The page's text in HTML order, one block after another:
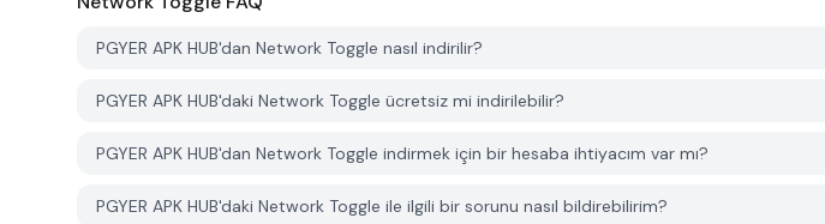
PGYER APK HUB'dan Network Toggle nasıl indirilir?
PGYER APK HUB'daki Network Toggle ücretsiz mi indirilebilir?
PGYER APK HUB'dan Network Toggle indirmek için bir hesaba ihtiyacım var mı?
PGYER APK HUB'daki Network Toggle ile ilgili bir sorunu nasıl bildirebilirim?